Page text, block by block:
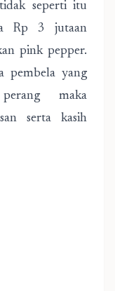
seperti itu
Rp 3 jutaan
pink pepper.
pembela yang
maka
serta kasih